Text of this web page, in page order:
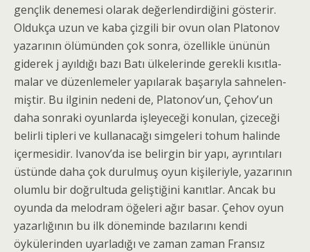
gençlik denemesi olarak değerlendirdiğini gösterir.
Oldukça uzun ve kaba çizgili bir ovun olan Platonov
yazarının ölümünden çok sonra, özellikle ününün
giderek j ayıldığı bazı Batı ülkelerinde gerekli kısıtla­
malar ve düzenlemeler yapılarak başarıyla sahnelen­
miştir. Bu ilginin nedeni de, Platonov’un, Çehov’un
daha sonraki oyunlarda işleyeceği konulan, çizeceği
belirli tipleri ve kullanacağı simgeleri tohum halinde
içermesidir. Ivanov’da ise belirgin bir yapı, ayrıntıları
üstünde daha çok durulmuş oyun kişileriyle, yazarı­nın
olumlu bir doğrultuda geliştiğini kanıtlar. Ancak bu
oyunda da melodram öğeleri ağır basar. Çehov oyun
yazarlığının bu ilk döneminde bazılarını kendi
öykülerinden uyarladığı ve zaman zaman Fransız